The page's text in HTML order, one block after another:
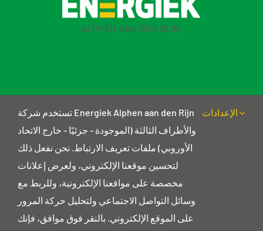
بيان الخصوصية
تفاصيل الاتصال
العنوان البريدي
هاجويندي 18
2403 جي دي الفين آن دن ريين
تستخدم شركة Energiek Alphen aan den Rijn
والأطراف الثالثة (الموجودة - جزئيًا - خارج الاتحاد
الأوروبي) ملفات تعريف الارتباط. نحن نفعل ذلك
لتحسين موقعنا الإلكتروني، ولعرض إعلانات
مخصصة على مواقعنا الإلكترونية، وللربط مع
وسائل التواصل الاجتماعي ولتحليل حركة المرور
على الموقع الإلكتروني. بالنقر فوق موافق، فإنك